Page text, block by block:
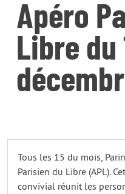
Apéro
Libre du
Tous les 15 du mois,
Parisien du Libre (APL).
convivial réunit les